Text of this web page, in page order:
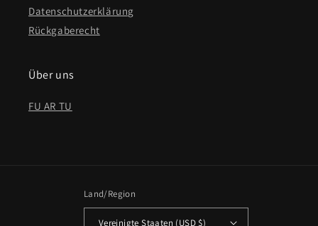
Datenschutzerklärung
Rückgaberecht
Über uns
FU AR TU
Land/Region
Vereinigte Staaten (USD $)